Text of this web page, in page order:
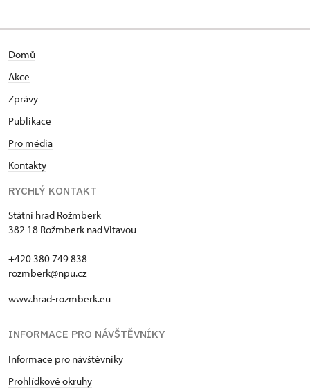
Domů
Akce
Zprávy
Publikace
Pro média
Kontakty
RYCHLÝ KONTAKT
Státní hrad Rožmberk
382 18 Rožmberk nad Vltavou
+420 380 749 838
rozmberk@npu.cz
www.hrad-rozmberk.eu
INFORMACE PRO NÁVŠTĚVNÍKY
Informace pro návštěvníky
Prohlídkové okruhy